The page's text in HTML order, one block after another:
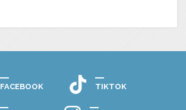
FACEBOOK TIKTOK